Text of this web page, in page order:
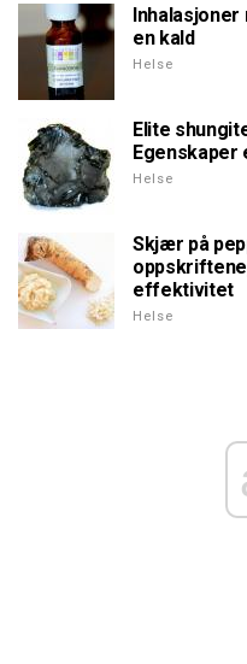
Inhalasjoner
en kald
Helse
Elite
Egenskaper
Helse
Skjær på
effektivitet
Helse